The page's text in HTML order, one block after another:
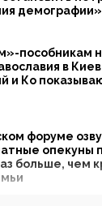
демографии»
пособникам
в
и Ко
форуме
опекуны
больше, чем